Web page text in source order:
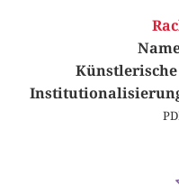
Künstlerische